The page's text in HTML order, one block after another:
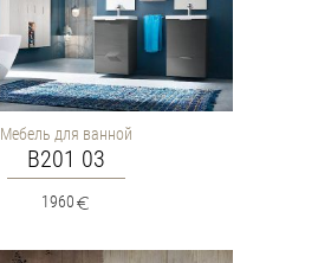
Мебель для ванной
B201 03
1960